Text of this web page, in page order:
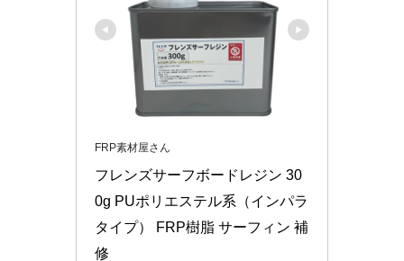
FRP素材屋さん
フレンズサーフボードレジン 30
0g PUポリエステル系（インパラ
タイプ） FRP樹脂 サーフィン 補
修